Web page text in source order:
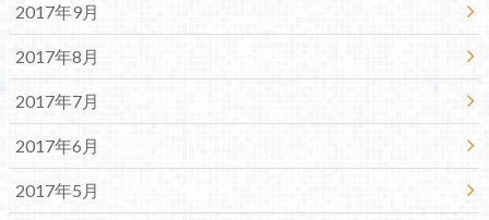
2017年9月
2017年8月
2017年7月
2017年6月
2017年5月